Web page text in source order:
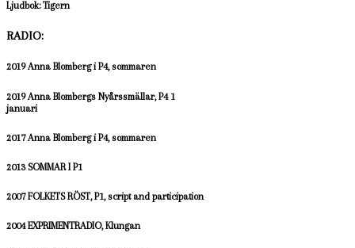
Ljudbok: Tigern
RADIO:
2019 Anna Blomberg i P4, sommaren
2019 Anna Blombergs Nyårssmällar, P4 1
januari
2017 Anna Blomberg i P4, sommaren
2013 SOMMAR I P1
2007 FOLKETS RÖST, P1, script and participation
2004 EXPRIMENTRADIO, Klungan